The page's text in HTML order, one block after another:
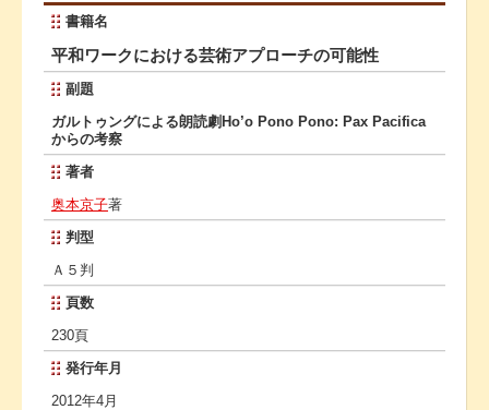
書籍名
平和ワークにおける芸術アプローチの可能性
副題
ガルトゥングによる朗読劇Ho’o Pono Pono: Pax Pacifica
からの考察
著者
奥本京子著
判型
Ａ５判
頁数
230頁
発行年月
2012年4月